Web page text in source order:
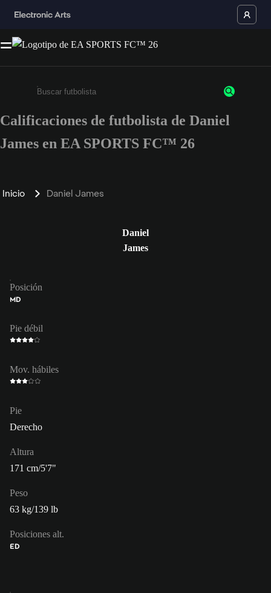
Ingresa un mínimo de 3 caracteres o números
Calificaciones de futbolista de Daniel
James en EA SPORTS FC™ 26
Inicio Daniel James
Daniel
James
Posición
MD
Pie débil
Mov. hábiles
Pie
Derecho
Altura
171 cm/5'7"
Peso
63 kg/139 lb
Posiciones alt.
ED